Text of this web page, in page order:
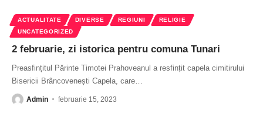
ACTUALITATE DIVERSE REGIUNI
RELIGIE
UNCATEGORIZED
2 februarie, zi istorica pentru comuna Tunari
Preasfințitul Părinte Timotei Prahoveanul a resfințit capela cimitirului
Bisericii Brâncovenești Capela, care
Admin februarie 15, 2023